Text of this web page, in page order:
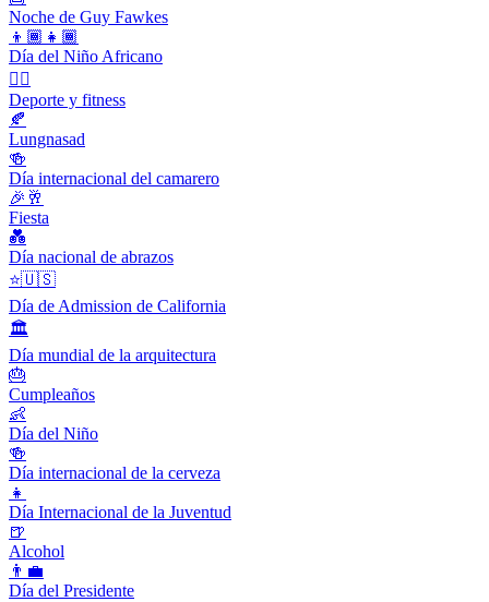
Noche de Guy Fawkes
👦🏾👧🏾
Día del Niño Africano
🤾‍♀️
Deporte y fitness
🍂
Lungnasad
🍻
Día internacional del camarero
🎉🥂
Fiesta
💑
Día nacional de abrazos
⭐️🇺🇸
Día de Admission de California
🏛
Día mundial de la arquitectura
🎂
Cumpleaños
👶
Día del Niño
🍻
Día internacional de la cerveza
👧
Día Internacional de la Juventud
🍺
Alcohol
👨‍💼
Día del Presidente